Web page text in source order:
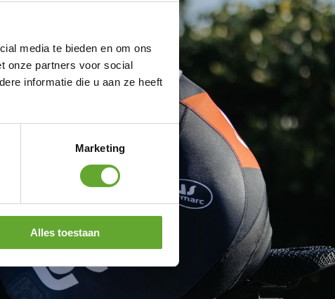
media te bieden en om ons
onze partners voor social
informatie die u aan ze heeft
Marketing
Alles toestaan